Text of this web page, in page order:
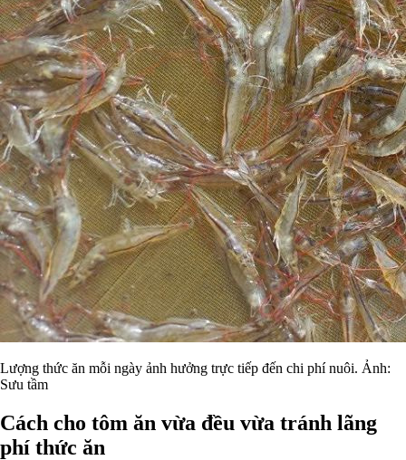
Lượng thức ăn mỗi ngày ảnh hưởng trực tiếp đến chi phí nuôi. Ảnh:
Sưu tầm
Cách cho tôm ăn vừa đều vừa tránh lãng
phí thức ăn